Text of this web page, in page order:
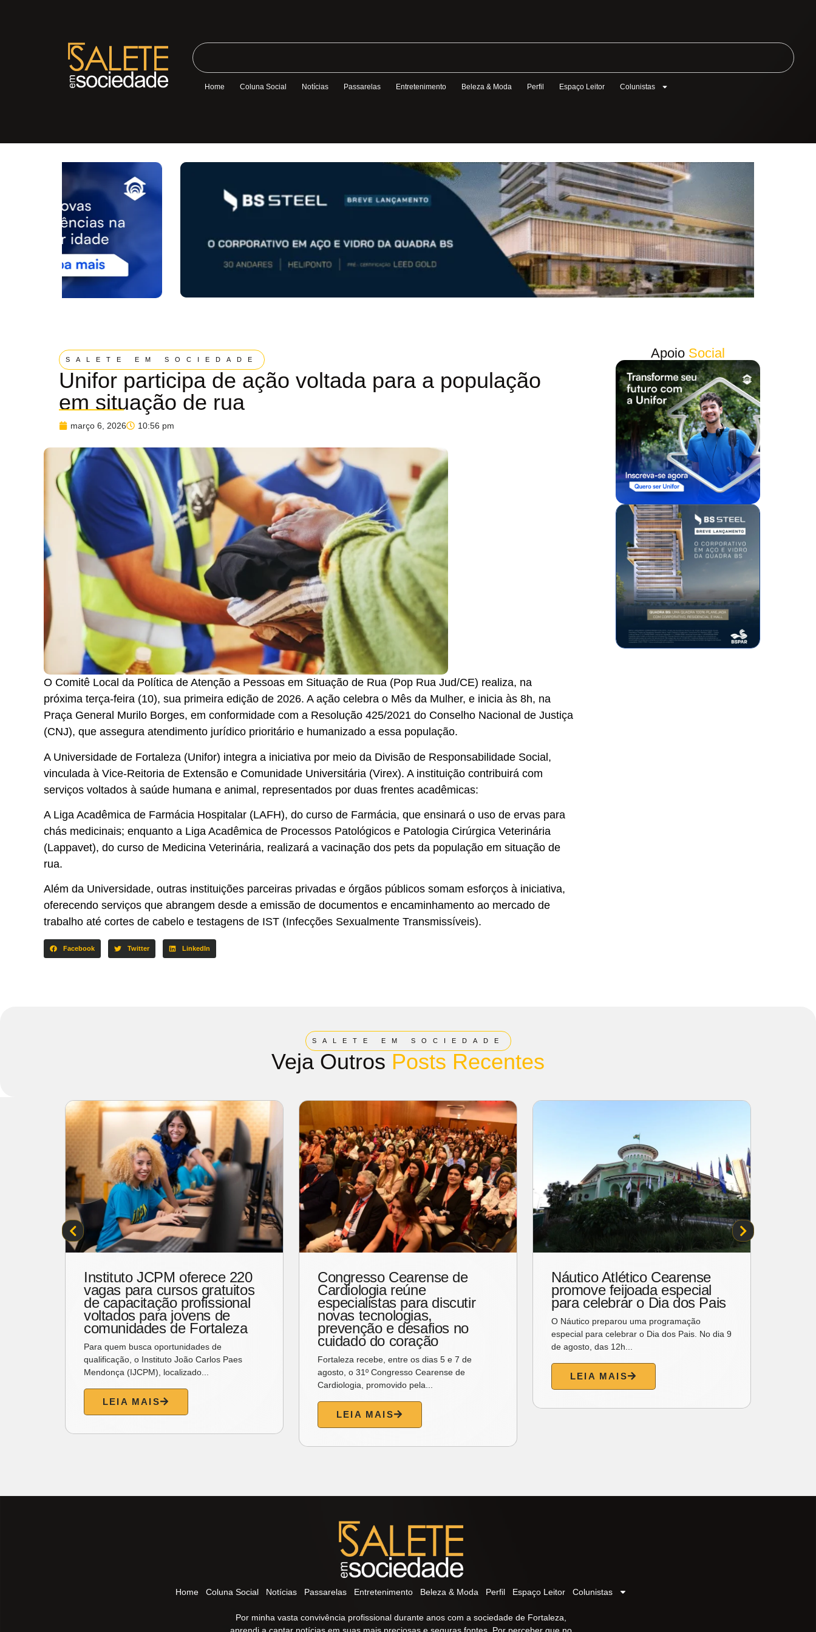
Home Coluna Social Notícias Passarelas Entretenimento Beleza & Moda Perfil Espaço Leitor Colunistas
SALETE EM SOCIEDADE
Unifor participa de ação voltada para a população
em situação de rua
março 6, 2026 10:56 pm
O Comitê Local da Política de Atenção a Pessoas em Situação de Rua (Pop Rua Jud/CE) realiza, na
próxima terça-feira (10), sua primeira edição de 2026. A ação celebra o Mês da Mulher, e inicia às 8h, na
Praça General Murilo Borges, em conformidade com a Resolução 425/2021 do Conselho Nacional de Justiça
(CNJ), que assegura atendimento jurídico prioritário e humanizado a essa população.
A Universidade de Fortaleza (Unifor) integra a iniciativa por meio da Divisão de Responsabilidade Social,
vinculada à Vice-Reitoria de Extensão e Comunidade Universitária (Virex). A instituição contribuirá com
serviços voltados à saúde humana e animal, representados por duas frentes acadêmicas:
A Liga Acadêmica de Farmácia Hospitalar (LAFH), do curso de Farmácia, que ensinará o uso de ervas para
chás medicinais; enquanto a Liga Acadêmica de Processos Patológicos e Patologia Cirúrgica Veterinária
(Lappavet), do curso de Medicina Veterinária, realizará a vacinação dos pets da população em situação de
rua.
Além da Universidade, outras instituições parceiras privadas e órgãos públicos somam esforços à iniciativa,
oferecendo serviços que abrangem desde a emissão de documentos e encaminhamento ao mercado de
trabalho até cortes de cabelo e testagens de IST (Infecções Sexualmente Transmissíveis).
Facebook Twitter LinkedIn
Apoio Social
SALETE EM SOCIEDADE
Veja Outros Posts Recentes
Instituto JCPM oferece 220
vagas para cursos gratuitos
de capacitação profissional
voltados para jovens de
comunidades de Fortaleza
Para quem busca oportunidades de
qualificação, o Instituto João Carlos Paes
Mendonça (IJCPM), localizado...
LEIA MAIS
Congresso Cearense de
Cardiologia reúne
especialistas para discutir
novas tecnologias,
prevenção e desafios no
cuidado do coração
Fortaleza recebe, entre os dias 5 e 7 de
agosto, o 31º Congresso Cearense de
Cardiologia, promovido pela...
LEIA MAIS
Náutico Atlético Cearense
promove feijoada especial
para celebrar o Dia dos Pais
O Náutico preparou uma programação
especial para celebrar o Dia dos Pais. No dia 9
de agosto, das 12h...
LEIA MAIS
Home Coluna Social Notícias Passarelas Entretenimento Beleza & Moda Perfil Espaço Leitor Colunistas
Por minha vasta convivência profissional durante anos com a sociedade de Fortaleza,